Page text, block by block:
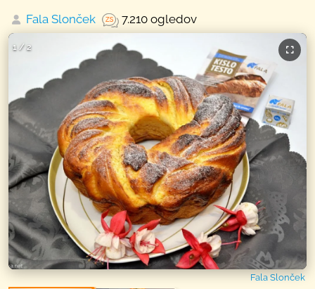
Fala Slonček 7.210 ogledov
1 / 2
Fala Slonček